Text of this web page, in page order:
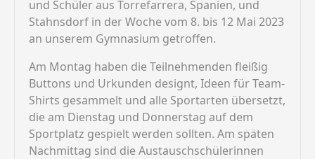
und Schüler aus Torrefarrera, Spanien, und
Stahnsdorf in der Woche vom 8. bis 12 Mai 2023
an unserem Gymnasium getroffen.
Am Montag haben die Teilnehmenden fleißig
Buttons und Urkunden designt, Ideen für Team-
Shirts gesammelt und alle Sportarten übersetzt,
die am Dienstag und Donnerstag auf dem
Sportplatz gespielt werden sollten. Am späten
Nachmittag sind die Austauschschülerinnen